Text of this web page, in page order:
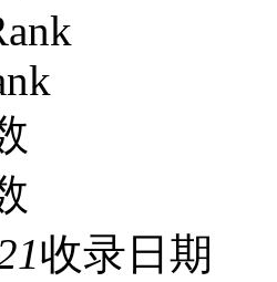
收录日期